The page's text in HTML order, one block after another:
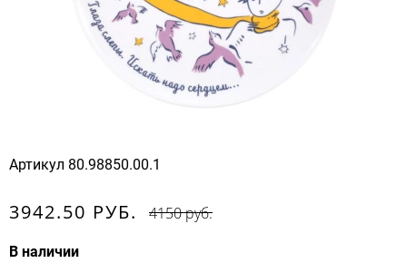
Артикул 80.98850.00.1
3942.50 РУБ. 4150 руб.
В наличии